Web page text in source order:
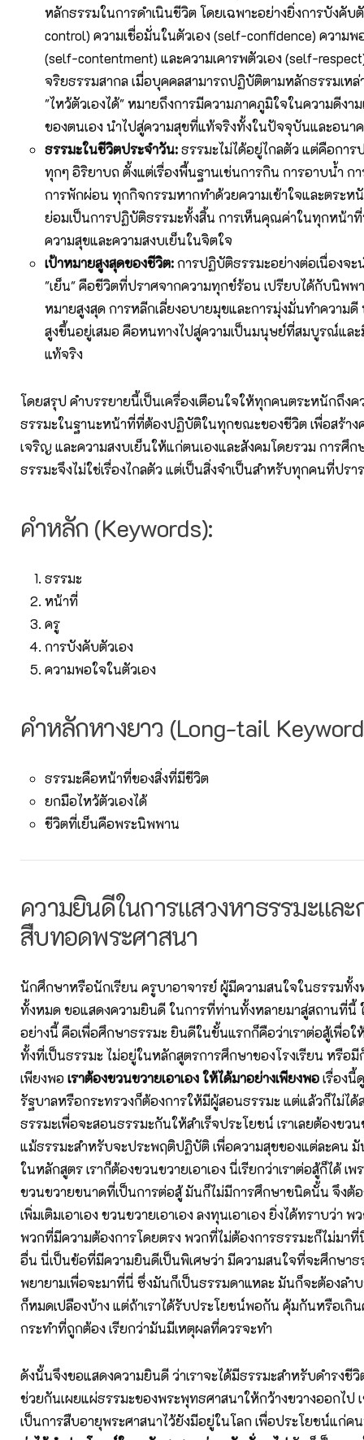
หลักธรรมในการดำเนินชีวิต โดยเฉพาะอย่างยิ่งการบังคับ
control) ความเชื่อมั่นในตัวเอง (self-confidence) ความพ
(self-contentment) และความเคารพตัวเอง (self-
จริยธรรมสากล เมื่อบุคคลสามารถปฏิบัติตามหลักธรรมเหล่
"ไหว้ตัวเองได้" หมายถึงการมีความภาคภูมิใจในความดีงา
ของตนเอง นำไปสู่ความสุขที่แท้จริงทั้งในปัจจุบันและอนา
ธรรมะในชีวิตประจำวัน:ธรรมะไม่ได้อยู่ไกลตัว แต่คือกา
ทุกๆ อิริยาบถ ตั้งแต่เรื่องพื้นฐานเช่นการกิน การอาบน้ำ ก
การพักผ่อน ทุกกิจกรรมหากทำด้วยความเข้าใจและตระห
ย่อมเป็นการปฏิบัติธรรมะทั้งสิ้น การเห็นคุณค่าในทุกหน้า
ความสุขและความสงบเย็นในจิตใจ
เป้าหมายสูงสุดของชีวิต:การปฏิบัติธรรมะอย่างต่อเนื่องจะ
"เย็น" คือชีวิตที่ปราศจากความทุกข์ร้อน เปรียบได้กับนิพพ
หมายสูงสุด การหลีกเลี่ยงอบายมุขและการมุ่งมั่นทำความ
สูงขึ้นอยู่เสมอ คือหนทางไปสู่ความเป็นมนุษย์ที่สมบูรณ์และ
แท้จริง
โดยสรุป คำบรรยายนี้เป็นเครื่องเตือนใจให้ทุกคนตระหนักถึง
ธรรมะในฐานะหน้าที่ที่ต้องปฏิบัติในทุกขณะของชีวิต เพื่อสร้าง
เจริญ และความสงบเย็นให้แก่ตนเองและสังคมโดยรวม การศึ
ธรรมะจึงไม่ใช่เรื่องไกลตัว แต่เป็นสิ่งจำเป็นสำหรับทุกคนที่ปร
คำหลัก (Keywords):
ธรรมะ
หน้าที่
ครู
การบังคับตัวเอง
ความพอใจในตัวเอง
คำหลักหางยาว (Long-tail
ธรรมะคือหน้าที่ของสิ่งที่มีชีวิต
ยกมือไหว้ตัวเองได้
ชีวิตที่เย็นคือพระนิพพาน
ความยินดีในการแสวงหาธรรมะและ
สืบทอดพระศาสนา
นักศึกษาหรือนักเรียน ครูบาอาจารย์ ผู้มีความสนใจในธรรมทั้
ทั้งหมด ขอแสดงความยินดี ในการที่ท่านทั้งหลายมาสู่สถานที่นี้
อย่างนี้ คือเพื่อศึกษาธรรมะ ยินดีในขั้นแรกก็คือว่าเราต่อสู้เพื่อใ
ทั้งที่เป็นธรรมะ ไม่อยู่ในหลักสูตรการศึกษาของโรงเรียน หรือ
เพียงพอเราต้องขวนขวายเอาเอง ให้ได้มาอย่างเพียงพอเรื่องนี้
รัฐบาลหรือกระทรวงก็ต้องการให้มีผู้สอนธรรมะ แต่แล้วก็ไม่ไ
ธรรมะเพื่อจะสอนธรรมะกันให้สำเร็จประโยชน์ เราเลยต้องขวน
แม้ธรรมะสำหรับจะประพฤติปฏิบัติ เพื่อความสุขของแต่ละคน
ในหลักสูตร เราก็ต้องขวนขวายเอาเอง นี่เรียกว่าเราต่อสู้ก็ได้ เพ
ขวนขวายขนาดที่เป็นการต่อสู้ มันก็ไม่มีการศึกษาชนิดนั้น จึงต้
เพิ่มเติมเอาเอง ขวนขวายเอาเอง ลงทุนเอาเอง ยิ่งได้ทราบว่า
พวกที่มีความต้องการโดยตรง พวกที่ไม่ต้องการธรรมะก็ไม่มา
อื่น นี่เป็นข้อที่มีความยินดีเป็นพิเศษว่า มีความสนใจที่จะศึกษาธ
พยายามเพื่อจะมาที่นี่ ซึ่งมันก็เป็นธรรมดาแหละ มันก็จะต้องลำ
ก็หมดเปลืองบ้าง แต่ถ้าเราได้รับประโยชน์พอกัน คุ้มกันหรือเกิ
กระทำที่ถูกต้อง เรียกว่ามันมีเหตุผลที่ควรจะทำ
ดังนั้นจึงขอแสดงความยินดี ว่าเราจะได้มีธรรมะสำหรับดำรงชีวิ
ช่วยกันเผยแผ่ธรรมะของพระพุทธศาสนาให้กว้างขวางออกไป เ
เป็นการสืบอายุพระศาสนาไว้ยังมีอยู่ในโลก เพื่อประโยชน์แก่ค